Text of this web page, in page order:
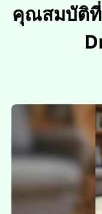
คุณสมบัติ